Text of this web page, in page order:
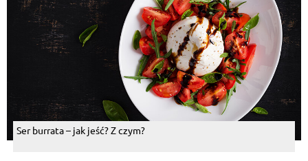
Ser burrata – jak jeść? Z czym?